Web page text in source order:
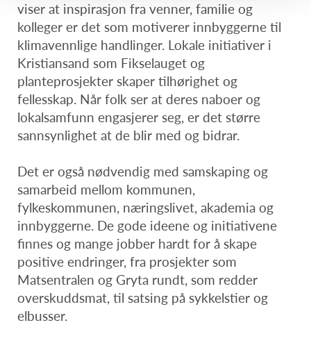
viser at inspirasjon fra venner, familie og
kolleger er det som motiverer innbyggerne til
klimavennlige handlinger. Lokale initiativer i
Kristiansand som Fikselauget og
planteprosjekter skaper tilhørighet og
fellesskap. Når folk ser at deres naboer og
lokalsamfunn engasjerer seg, er det større
sannsynlighet at de blir med og bidrar.
Det er også nødvendig med samskaping og
samarbeid mellom kommunen,
fylkeskommunen, næringslivet, akademia og
innbyggerne. De gode ideene og initiativene
finnes og mange jobber hardt for å skape
positive endringer, fra prosjekter som
Matsentralen og Gryta rundt, som redder
overskuddsmat, til satsing på sykkelstier og
elbusser.